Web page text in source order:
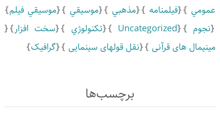
عمومي
فیلمنامه مذهبي موسيقي
موسيقي فيلم
نجوم
Uncategorized تكنولوژي
سخت افزار
مینیمال های قرآنی
نقل قولهای سینمایی گرافیک
برچسب‌ها